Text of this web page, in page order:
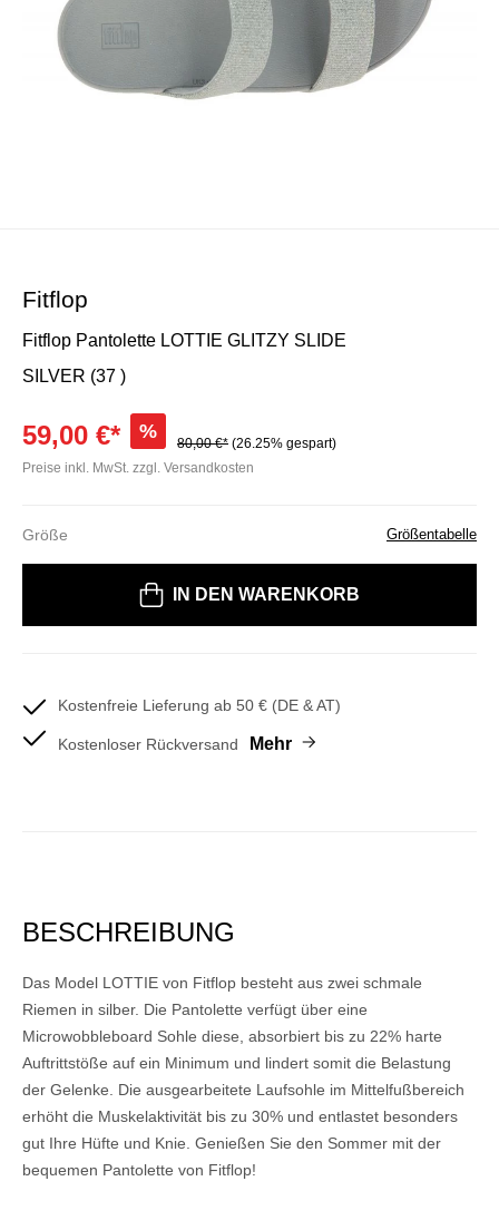
Fitflop
Fitflop Pantolette LOTTIE GLITZY SLIDE
SILVER (37 )
59,00 €* %
80,00 €* (26.25% gespart)
Preise inkl. MwSt. zzgl. Versandkosten
Größe Größentabelle
IN DEN WARENKORB
Kostenfreie Lieferung ab 50 € (DE & AT)
Kostenloser Rückversand Mehr
BESCHREIBUNG
Das Model LOTTIE von Fitflop besteht aus zwei schmale
Riemen in silber. Die Pantolette verfügt über eine
Microwobbleboard Sohle diese, absorbiert bis zu 22% harte
Auftrittstöße auf ein Minimum und lindert somit die Belastung
der Gelenke. Die ausgearbeitete Laufsohle im Mittelfußbereich
erhöht die Muskelaktivität bis zu 30% und entlastet besonders
gut Ihre Hüfte und Knie. Genießen Sie den Sommer mit der
bequemen Pantolette von Fitflop!